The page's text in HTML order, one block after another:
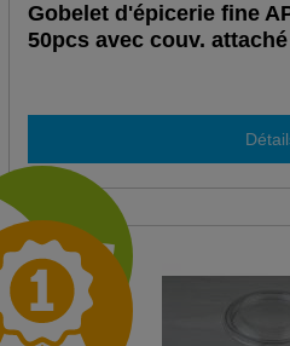
Gobelet d'épicerie fine
50pcs avec couv.